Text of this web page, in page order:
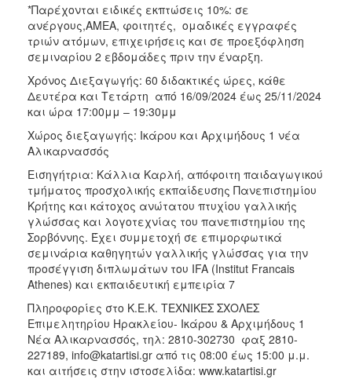
*Παρέχονται ειδικές εκπτώσεις 10%: σε
ανέργους,AMEA, φοιτητές, ομαδικές εγγραφές
τριών ατόμων, επιχειρήσεις και σε προεξόφληση
σεμιναρίου 2 εβδομάδες πριν την έναρξη.
Χρόνος Διεξαγωγής: 60 διδακτικές ώρες, κάθε
Δευτέρα και Τετάρτη από 16/09/2024 έως 25/11/2024
και ώρα 17:00μμ – 19:30μμ
Χώρος διεξαγωγής: Ικάρου και Αρχιμήδους 1 νέα
Αλικαρνασσός
Εισηγήτρια: Κάλλια Καρλή, απόφοιτη παιδαγωγικού
τμήματος προσχολικής εκπαίδευσης Πανεπιστημίου
Κρήτης και κάτοχος ανώτατου πτυχίου γαλλικής
γλώσσας και λογοτεχνίας του πανεπιστημίου της
Σορβόννης. Έχει συμμετοχή σε επιμορφωτικά
σεμινάρια καθηγητών γαλλικής γλώσσας για την
προσέγγιση διπλωμάτων του IFA (Institut Francais
Athenes) και εκπαιδευτική εμπειρία 7
Πληροφορίες στο Κ.Ε.Κ. ΤΕΧΝΙΚΕΣ ΣΧΟΛΕΣ
Επιμελητηρίου Ηρακλείου- Ικάρου & Αρχιμήδους 1
Νέα Αλικαρνασσός, τηλ: 2810-302730 φαξ 2810-
227189, info@katartisi.gr από τις 08:00 έως 15:00 μ.μ.
και αιτήσεις στην ιστοσελίδα: www.katartisi.gr